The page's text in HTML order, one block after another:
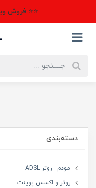
⭐⭐ فروش
دسته‌بندی
مودم - روتر ADSL
روتر و اکسس پوینت